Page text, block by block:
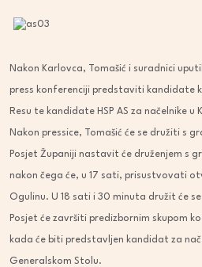
Nakon Karlovca, Tomašić i suradnici
press konferenciji predstaviti kandidate
Resu te kandidate HSP AS za načelnike
Nakon pressice, Tomašić će se družiti s
Posjet Županiji nastavit će druženjem s
nakon čega će, u 17 sati, prisustvovati
Ogulinu. U 18 sati i 30 minuta družit će
Posjet će završiti predizbornim skupom
kada će biti predstavljen kandidat za
Generalskom Stolu.